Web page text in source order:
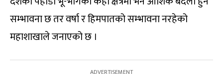
सम्भावना छ तर वर्षा र हिमपातको सम्भावना नरहेको
महाशाखाले जनाएको छ ।